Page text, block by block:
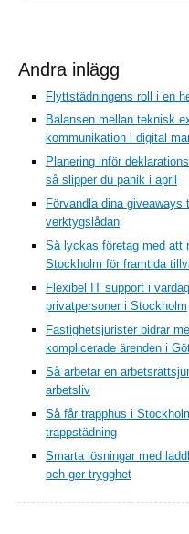
Andra inlägg
Flyttstädningens roll i en
Balansen mellan teknisk
kommunikation i digital
Planering inför
så slipper du panik i april
Förvandla dina
verktygslådan
Så lyckas företag med att
Stockholm för framtida
Flexibel IT support i
privatpersoner i Stockholm
Fastighetsjurister bidrar
komplicerade ärenden i
Så arbetar en
arbetsliv
Så får trapphus i
trappstädning
Smarta lösningar med
och ger trygghet